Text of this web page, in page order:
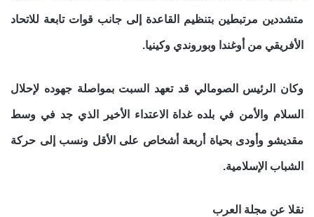
متشددين مرتبطين بتنظيم القاعدة إلى جانب قوات تابعة للاتحاد
الأفريقي من أوغندا وبوروندي وكينيا.
وكان الرئيس الصومالي قد تعهد السبت بمواصلة جهوده لإحلال
السلام والأمن في بلده غداة الاعتداء الأخير الذي جد في وسط
مقديشو وأودى بحياة أربعة أشخاص على الأقل ونسب إلى حركة
الشباب الإسلامية.
نقلا عن مجلة العرب